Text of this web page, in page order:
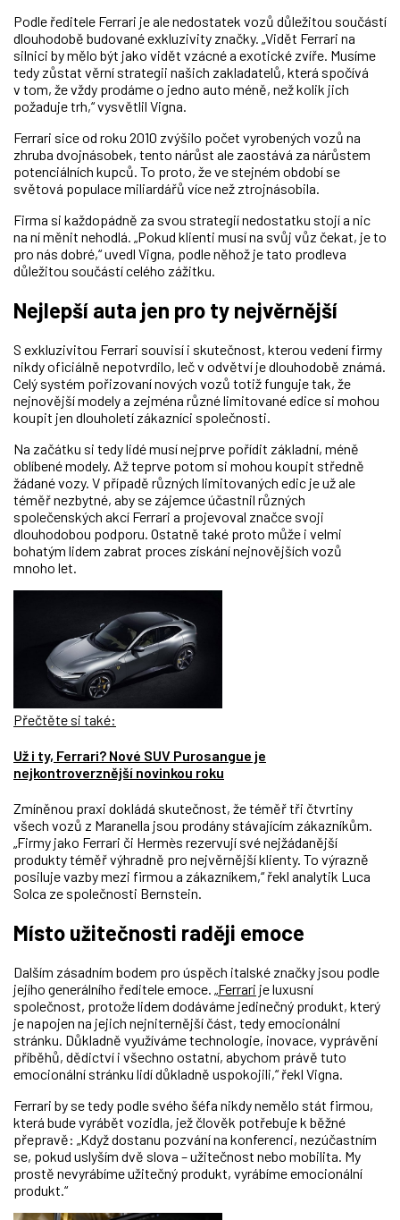
Podle ředitele Ferrari je ale nedostatek vozů důležitou součástí
dlouhodobě budované exkluzivity značky. „Vidět Ferrari na
silnici by mělo být jako vidět vzácné a exotické zvíře. Musíme
tedy zůstat věrní strategii našich zakladatelů, která spočívá
v tom, že vždy prodáme o jedno auto méně, než kolik jich
požaduje trh,“ vysvětlil Vigna.
Ferrari sice od roku 2010 zvýšilo počet vyrobených vozů na
zhruba dvojnásobek, tento nárůst ale zaostává za nárůstem
potenciálních kupců. To proto, že ve stejném období se
světová populace miliardářů více než ztrojnásobila.
Firma si každopádně za svou strategií nedostatku stojí a nic
na ní měnit nehodlá. „Pokud klienti musí na svůj vůz čekat, je to
pro nás dobré,“ uvedl Vigna, podle něhož je tato prodleva
důležitou součástí celého zážitku.
Nejlepší auta jen pro ty nejvěrnější
S exkluzivitou Ferrari souvisí i skutečnost, kterou vedení firmy
nikdy oficiálně nepotvrdilo, leč v odvětví je dlouhodobě známá.
Celý systém pořizovaní nových vozů totiž funguje tak, že
nejnovější modely a zejména různé limitované edice si mohou
koupit jen dlouholetí zákazníci společnosti.
Na začátku si tedy lidé musí nejprve pořídit základní, méně
oblíbené modely. Až teprve potom si mohou koupit středně
žádané vozy. V případě různých limitovaných edic je už ale
téměř nezbytné, aby se zájemce účastnil různých
společenských akcí Ferrari a projevoval značce svoji
dlouhodobou podporu. Ostatně také proto může i velmi
bohatým lidem zabrat proces získání nejnovějších vozů
mnoho let.
Přečtěte si také:
Už i ty, Ferrari? Nové SUV Purosangue je
nejkontroverznější novinkou roku
Zmíněnou praxi dokládá skutečnost, že téměř tři čtvrtiny
všech vozů z Maranella jsou prodány stávajícím zákazníkům.
„Firmy jako Ferrari či Hermès rezervují své nejžádanější
produkty téměř výhradně pro nejvěrnější klienty. To výrazně
posiluje vazby mezi firmou a zákazníkem,“ řekl analytik Luca
Solca ze společnosti Bernstein.
Místo užitečnosti raději emoce
Dalším zásadním bodem pro úspěch italské značky jsou podle
jejího generálního ředitele emoce. „Ferrari je luxusní
společnost, protože lidem dodáváme jedinečný produkt, který
je napojen na jejich nejniternější část, tedy emocionální
stránku. Důkladně využíváme technologie, inovace, vyprávění
příběhů, dědictví i všechno ostatní, abychom právě tuto
emocionální stránku lidí důkladně uspokojili,“ řekl Vigna.
Ferrari by se tedy podle svého šéfa nikdy nemělo stát firmou,
která bude vyrábět vozidla, jež člověk potřebuje k běžné
přepravě: „Když dostanu pozvání na konferenci, nezúčastním
se, pokud uslyším dvě slova – užitečnost nebo mobilita. My
prostě nevyrábíme užitečný produkt, vyrábíme emocionální
produkt.“